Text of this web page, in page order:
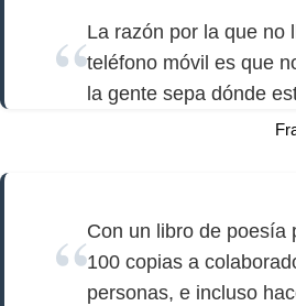
La razón por la que no
teléfono móvil es que
la gente sepa dónde
Con un libro de poesía
100 copias a
personas, e incluso